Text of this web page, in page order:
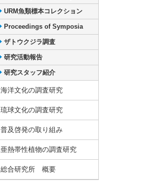
URM魚類標本コレクション
Proceedings of Symposia
ザトウクジラ調査
研究活動報告
研究スタッフ紹介
海洋文化の調査研究
琉球文化の調査研究
普及啓発の取り組み
亜熱帯性植物の調査研究
総合研究所 概要